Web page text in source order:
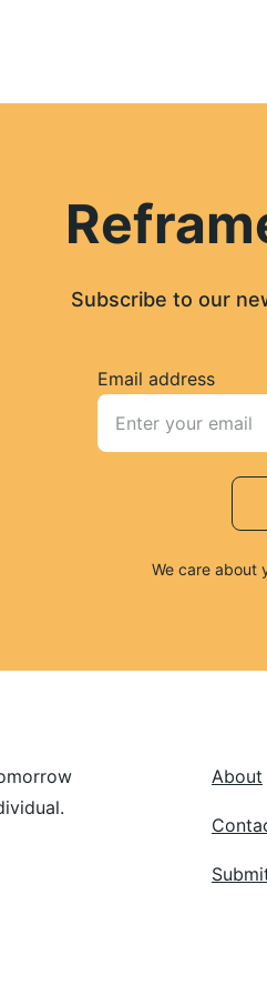
About
Subscribe to our
Email address
We care about